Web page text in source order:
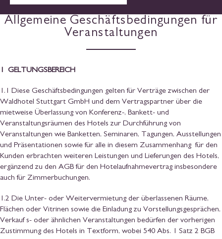
Allgemeine Geschäftsbedingungen für
Veranstaltungen
1 GELTUNGSBEREICH
1.1 Diese Geschäftsbedingungen gelten für Verträge zwischen der
Waldhotel Stuttgart GmbH und dem Vertragspartner über die
mietweise Überlassung von Konferenz-, Bankett- und
Veranstaltungsräumen des Hotels zur Durchführung von
Veranstaltungen wie Banketten, Seminaren, Tagungen, Ausstellungen
und Präsentationen sowie für alle in diesem Zusammenhang für den
Kunden erbrachten weiteren Leistungen und Lieferungen des Hotels,
ergänzend zu den AGB für den Hotelaufnahmevertrag insbesondere
auch für Zimmerbuchungen.
1.2 Die Unter- oder Weitervermietung der überlassenen Räume,
Flächen oder Vitrinen sowie die Einladung zu Vorstellungsgesprächen,
Verkauf s- oder ähnlichen Veranstaltungen bedürfen der vorherigen
Zustimmung des Hotels in Textform, wobei 540 Abs. 1 Satz 2 BGB